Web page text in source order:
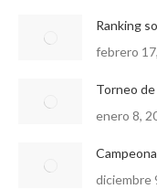
Ranking
febrero
Torneo de
enero 8,
diciembre